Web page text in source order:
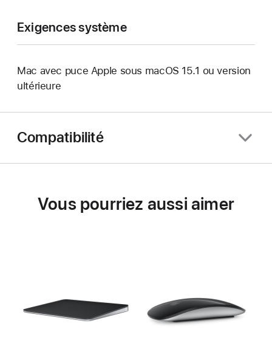
Exigences système
Mac avec puce Apple sous macOS 15.1 ou version
ultérieure
Compatibilité
Vous pourriez aussi aimer